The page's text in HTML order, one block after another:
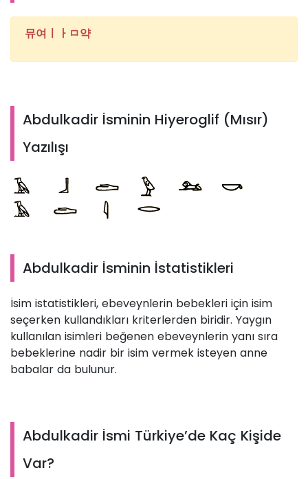
뮤여ㅣㅏㅁ약
Abdulkadir İsminin Hiyeroglif (Mısır)
Yazılışı
Abdulkadir İsminin İstatistikleri
İsim istatistikleri, ebeveynlerin bebekleri için isim
seçerken kullandıkları kriterlerden biridir. Yaygın
kullanılan isimleri beğenen ebeveynlerin yanı sıra
bebeklerine nadir bir isim vermek isteyen anne
babalar da bulunur.
Abdulkadir İsmi Türkiye’de Kaç Kişide
Var?